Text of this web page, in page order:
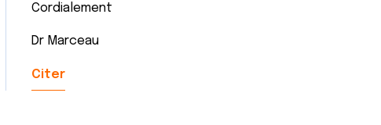
Cordialement
Dr Marceau
Citer